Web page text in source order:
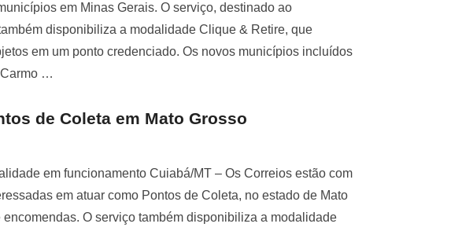
em Minas Gerais. O serviço, destinado ao
disponibiliza a modalidade Clique & Retire, que
em um ponto credenciado. Os novos municípios incluídos
Carmo …
de Coleta em Mato Grosso
em funcionamento Cuiabá/MT – Os Correios estão com
em atuar como Pontos de Coleta, no estado de Mato
O serviço também disponibiliza a modalidade